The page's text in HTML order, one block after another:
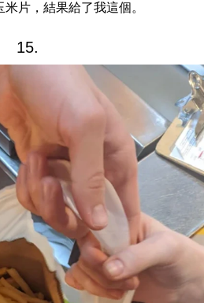
片，結果給了我這個。
15.